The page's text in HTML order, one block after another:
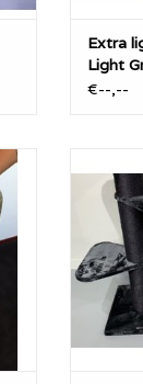
Extra
Light
LG)
€--,--